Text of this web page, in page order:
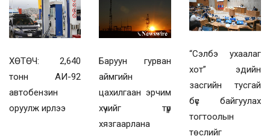
ХӨТӨЧ: 2,640
тонн АИ-92
автобензин
оруулж ирлээ
Баруун гурван
аймгийн
цахилгаан эрчим
хүчийг түр
хязгаарлана
“Сэлбэ ухаалаг
хот” эдийн
засгийн тусгай
бүс байгуулах
тогтоолын
төслийг